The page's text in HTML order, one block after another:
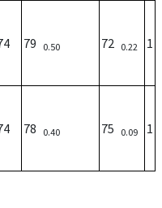
79 0.50 72 0.22 1
78 0.40 75 0.09 1